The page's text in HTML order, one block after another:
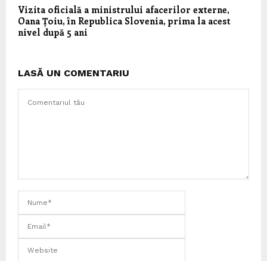
Vizita oficială a ministrului afacerilor externe,
Oana Țoiu, în Republica Slovenia, prima la acest
nivel după 5 ani
LASĂ UN COMENTARIU